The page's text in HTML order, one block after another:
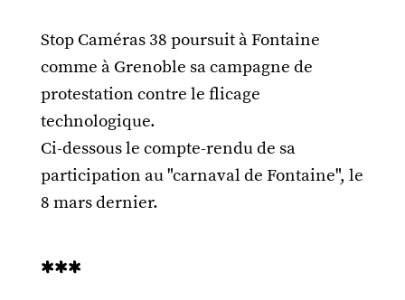
Stop Caméras 38 poursuit à Fontaine
comme à Grenoble sa campagne de
protestation contre le flicage
technologique.
Ci-dessous le compte-rendu de sa
participation au "carnaval de Fontaine", le
8 mars dernier.
***